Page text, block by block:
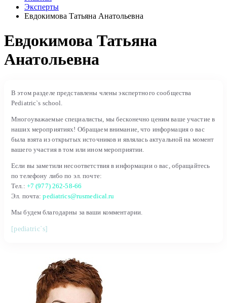
Эксперты
Евдокимова Татьяна Анатольевна
Евдокимова Татьяна
Анатольевна
В этом разделе представлены члены экспертного сообщества
Pediatric`s school.
Многоуважаемые специалисты, мы бесконечно ценим ваше участие в
наших мероприятиях! Обращаем внимание, что информация о вас
была взята из открытых источников и являлась актуальной на момент
вашего участия в том или ином мероприятии.
Если вы заметили несоответствия в информации о вас, обращайтесь
по телефону либо по эл. почте:
Тел.: +7 (977) 262-58-66
Эл. почта:pediatrics@rusmedical.ru
Мы будем благодарны за ваши комментарии.
[pediatric`s]